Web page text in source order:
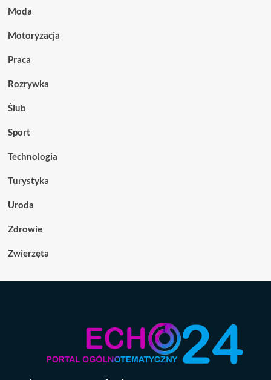
Moda
Motoryzacja
Praca
Rozrywka
Ślub
Sport
Technologia
Turystyka
Uroda
Zdrowie
Zwierzęta